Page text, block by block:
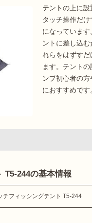
テントの上に
タッチ操作だ
になっていま
ントに差し込
れらをはずすだ
ます。テント
ンプ初心者の
におすすめです
T5-244の基本情報
チフィッシングテント T5-244